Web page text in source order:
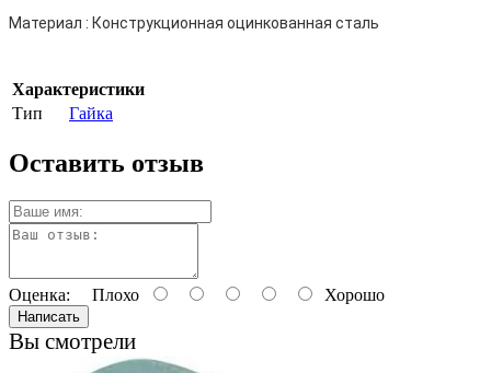
Материал : Конструкционная оцинкованная сталь
Характеристики
Тип
Гайка
Оставить отзыв
Оценка: Плохо Хорошо
Написать
Вы смотрели